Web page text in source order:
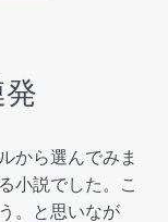
から選んでみま
小説でした。こ
。と思いなが